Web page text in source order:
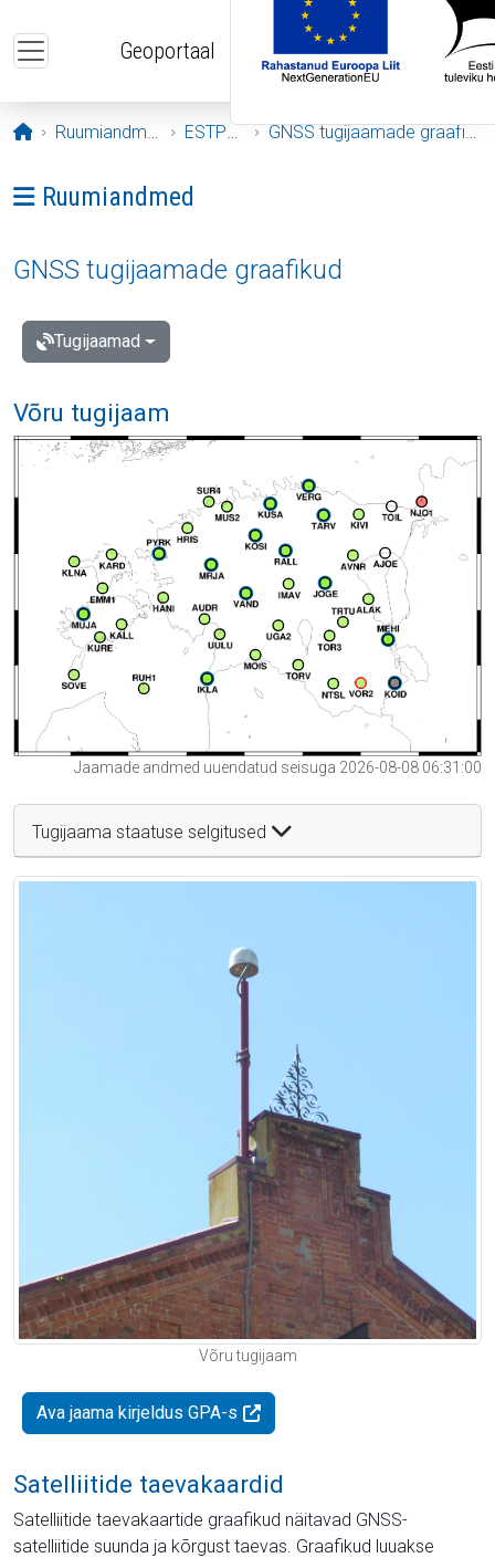
Geoportaal
Avaleht
Ruumiandmed ESTPOS GNSS tugijaamade graafikud
Ava menüü: Ruumiandmed
Ruumiandmed
GNSS tugijaamade graafikud
Tugijaamad
Võru tugijaam
Jaamade andmed uuendatud seisuga 2026-08-08 06:31:00
Tugijaama staatuse selgitused
Võru tugijaam
Ava jaama kirjeldus GPA-s
Satelliitide taevakaardid
Satelliitide taevakaartide graafikud näitavad GNSS-
satelliitide suunda ja kõrgust taevas. Graafikud luuakse